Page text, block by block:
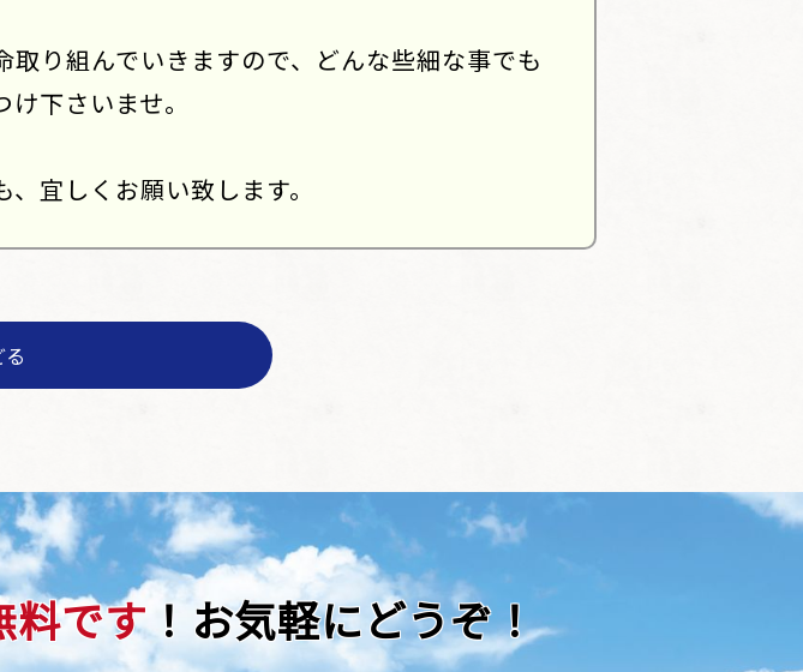
取り組んでいきますので、どんな些細な事でも
け下さいませ。
、宜しくお願い致します。
料です！お気軽にどうぞ！